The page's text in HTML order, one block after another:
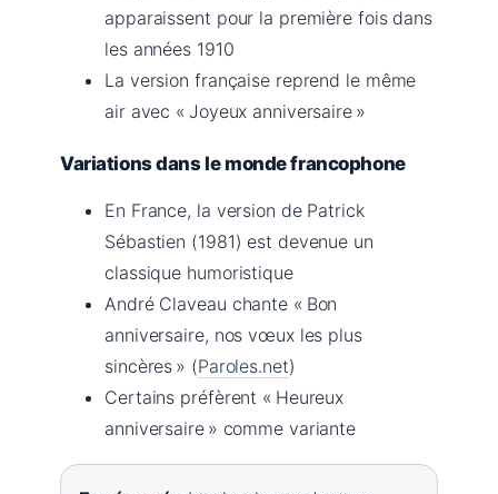
apparaissent pour la première fois dans
les années 1910
La version française reprend le même
air avec « Joyeux anniversaire »
Variations dans le monde francophone
En France, la version de Patrick
Sébastien (1981) est devenue un
classique humoristique
André Claveau chante « Bon
anniversaire, nos vœux les plus
sincères » (Paroles.net)
Certains préfèrent « Heureux
anniversaire » comme variante